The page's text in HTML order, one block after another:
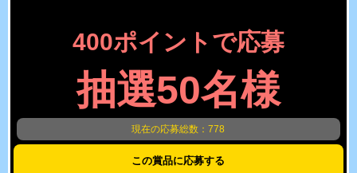
400ポイントで応募
抽選50名様
現在の応募総数：778
この賞品に応募する